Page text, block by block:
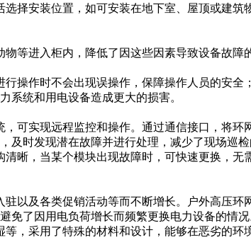
择安装位置，如可安装在地下室、屋顶或建
物等进入柜内，降低了因这些因素导致设备故
行操作时不会出现误操作，保障操作人员的安
系统和用电设备造成更大的损害。
，可实现远程监控和操作。通过通信接口，将
时发现潜在故障并进行处理，减少了现场巡检
晰，当某个模块出现故障时，可快速更换，
以及各类促销活动等而不断增长。户外高压
了因用电负荷增长而频繁更换电力设备的情况
，采用了特殊的材料和设计，能够在恶劣的